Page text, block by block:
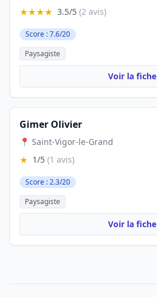
★★★★ 3.5/5 (2 avis)
Score : 7.6/20
Paysagiste
Voir la fiche
Gimer Olivier
📍 Saint-Vigor-le-Grand
★ 1/5 (1 avis)
Score : 2.3/20
Paysagiste
Voir la fiche